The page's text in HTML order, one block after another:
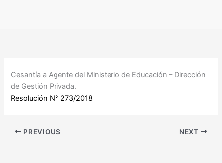
Cesantía a Agente del Ministerio de Educación – Dirección
de Gestión Privada.
Resolución N° 273/2018
PREVIOUS NEXT